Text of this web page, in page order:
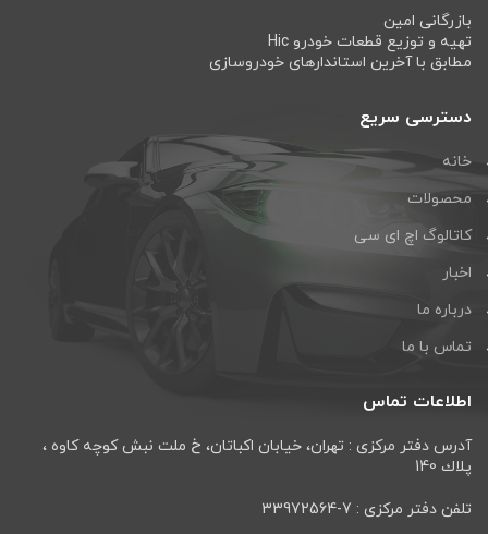
بازرگانی امین
تهیه و توزیع قطعات خودرو Hic
مطابق با آخرین استاندارهای خودروسازی
دسترسی سریع
خانه
محصولات
کاتالوگ اچ ای سی
اخبار
درباره ما
تماس با ما
اطلاعات تماس
آدرس دفتر مرکزی : تهران، خيابان اكباتان، خ ملت نبش كوچه كاوه ،
پلاك 140
تلفن دفتر مرکزی : 7-33972564